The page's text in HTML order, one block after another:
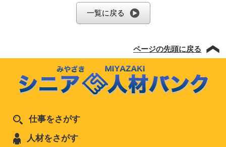
一覧に戻る
ページの先頭に戻る
仕事をさがす
人材をさがす